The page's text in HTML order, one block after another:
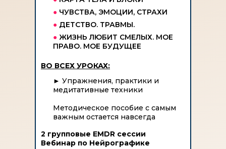
► Упражнения, практики и
медитативные техники
Методическое пособие с самым
важным остается навсегда
2 групповые EMDR сессии
Вебинар по Нейрографике
ВО ВСЕХ УРОКАХ:
● ЧУВСТВА, ЭМОЦИИ, СТРАХИ
● ЖИЗНЬ ЛЮБИТ СМЕЛЫХ. МОЕ
ПРАВО. МОЕ БУДУЩЕЕ
● ДЕТСТВО. ТРАВМЫ.